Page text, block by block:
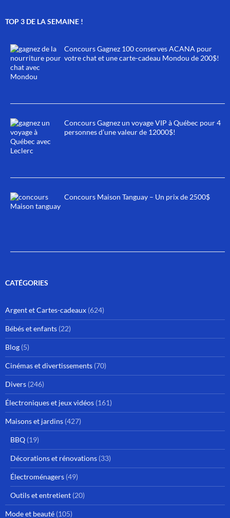
TOP 3 DE LA SEMAINE !
Concours Gagnez 100 conserves ACANA pour
votre chat et une carte-cadeau Mondou de 200$!
Concours Gagnez un voyage VIP à Québec pour 4
personnes d’une valeur de 12000$!
Concours Maison Tanguay – Un prix de 2500$
CATÉGORIES
Argent et Cartes-cadeaux (624)
Bébés et enfants (22)
Blog (5)
Cinémas et divertissements (70)
Divers (246)
Électroniques et jeux vidéos (161)
Maisons et jardins (427)
BBQ (19)
Décorations et rénovations (33)
Électroménagers (49)
Outils et entretient (20)
Mode et beauté (105)